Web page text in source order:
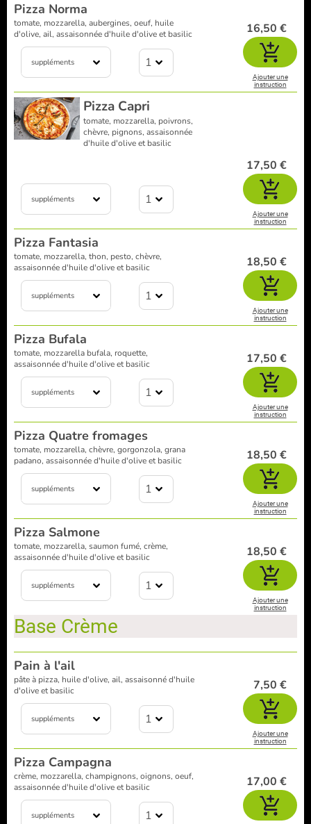
Pizza Norma
tomate, mozzarella, aubergines, oeuf, huile
d'olive, ail, assaisonnée d'huile d'olive et basilic
suppléments 1
16,50 €
Ajouter une
instruction
Pizza Capri
tomate, mozzarella, poivrons,
chèvre, pignons, assaisonnée
d'huile d'olive et basilic
suppléments 1
17,50 €
Ajouter une
instruction
Pizza Fantasia
tomate, mozzarella, thon, pesto, chèvre,
assaisonnée d'huile d'olive et basilic
suppléments 1
18,50 €
Ajouter une
instruction
Pizza Bufala
tomate, mozzarella bufala, roquette,
assaisonnée d'huile d'olive et basilic
suppléments 1
17,50 €
Ajouter une
instruction
Pizza Quatre fromages
tomate, mozzarella, chèvre, gorgonzola, grana
padano, assaisonnée d'huile d'olive et basilic
suppléments 1
18,50 €
Ajouter une
instruction
Pizza Salmone
tomate, mozzarella, saumon fumé, crème,
assaisonnée d'huile d'olive et basilic
suppléments 1
18,50 €
Ajouter une
instruction
Base Crème
Pain à l'ail
pâte à pizza, huile d'olive, ail, assaisonné d'huile
d'olive et basilic
suppléments 1
7,50 €
Ajouter une
instruction
Pizza Campagna
crème, mozzarella, champignons, oignons, oeuf,
assaisonnée d'huile d'olive et basilic
suppléments 1
17,00 €